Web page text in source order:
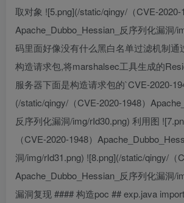
取对象 ![5.png](/static/qingy/（CVE-2020-
Apache_Dubbo_Hessian_反序列化漏洞/
码里面好像没有什么黑白名单过滤机制通
构造请求包,将marshalsec工具生成的
服务器下面是构造请求包的`CVE-2020-
(/static/qingy/（CVE-2020-1948）
反序列化漏洞/img/rId30.png) 利用图
（CVE-2020-1948）
洞/img/rId31.png) ![8.png](/static/qingy/（
Apache_Dubbo_Hessian_反序列化漏洞/
漏洞复现 #### 构造poc ## exp.java import